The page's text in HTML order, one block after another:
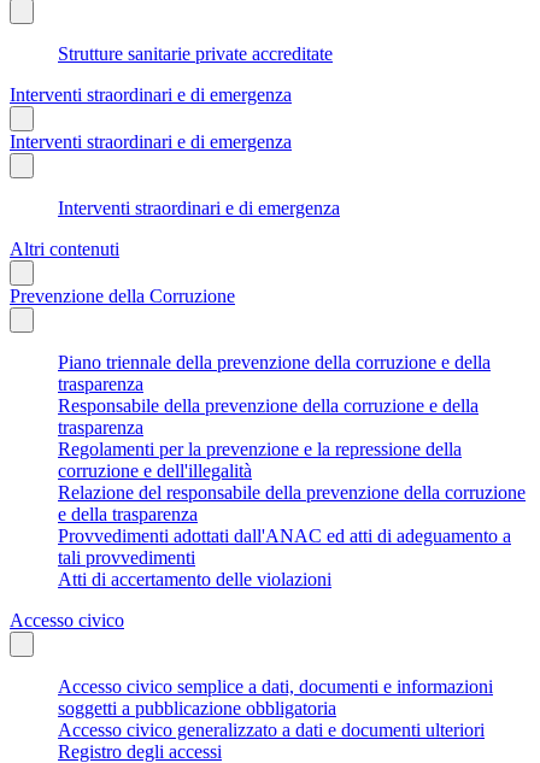
Strutture sanitarie private accreditate
Interventi straordinari e di emergenza
Interventi straordinari e di emergenza
Interventi straordinari e di emergenza
Altri contenuti
Prevenzione della Corruzione
Piano triennale della prevenzione della corruzione e della
trasparenza
Responsabile della prevenzione della corruzione e della
trasparenza
Regolamenti per la prevenzione e la repressione della
corruzione e dell'illegalità
Relazione del responsabile della prevenzione della corruzione
e della trasparenza
Provvedimenti adottati dall'ANAC ed atti di adeguamento a
tali provvedimenti
Atti di accertamento delle violazioni
Accesso civico
Accesso civico semplice a dati, documenti e informazioni
soggetti a pubblicazione obbligatoria
Accesso civico generalizzato a dati e documenti ulteriori
Registro degli accessi